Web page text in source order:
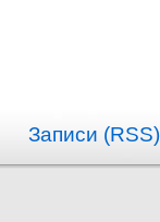
Записи (RSS)